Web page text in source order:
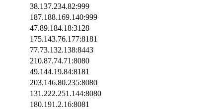
38.137.234.82:999
187.188.169.140:999
47.89.184.18:3128
175.143.76.177:8181
77.73.132.138:8443
210.87.74.71:8080
49.144.19.84:8181
203.146.80.235:8080
131.222.251.144:8080
180.191.2.16:8081